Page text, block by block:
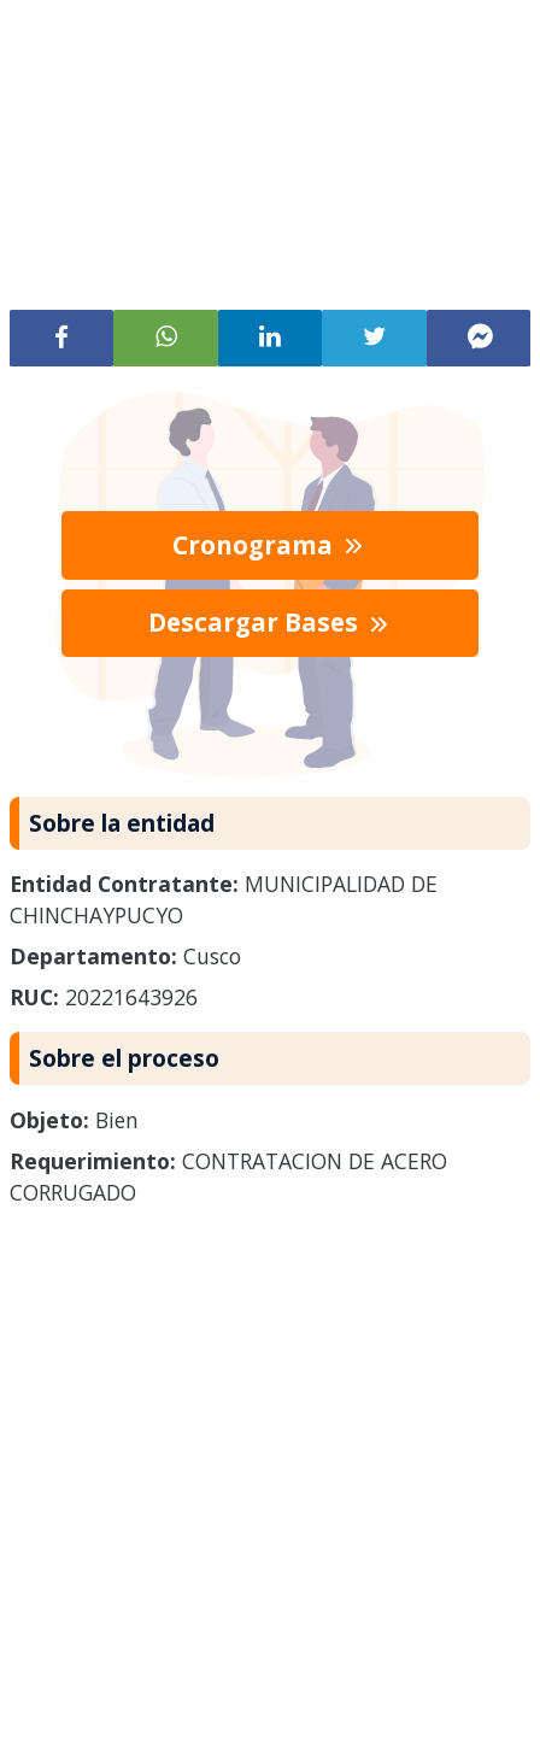
Cronograma
Descargar Bases
Sobre la entidad
Entidad Contratante: MUNICIPALIDAD DE
CHINCHAYPUCYO
Departamento: Cusco
RUC: 20221643926
Sobre el proceso
Objeto: Bien
Requerimiento: CONTRATACION DE ACERO
CORRUGADO